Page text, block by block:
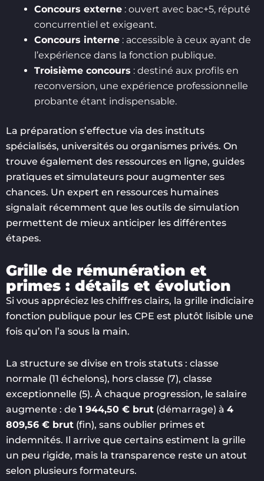
Concours externe : ouvert avec bac+5, réputé
concurrentiel et exigeant.
Concours interne : accessible à ceux ayant de
l’expérience dans la fonction publique.
Troisième concours : destiné aux profils en
reconversion, une expérience professionnelle
probante étant indispensable.
La préparation s’effectue via des instituts
spécialisés, universités ou organismes privés. On
trouve également des ressources en ligne, guides
pratiques et simulateurs pour augmenter ses
chances. Un expert en ressources humaines
signalait récemment que les outils de simulation
permettent de mieux anticiper les différentes
étapes.
Grille de rémunération et
primes : détails et évolution
Si vous appréciez les chiffres clairs, la grille indiciaire
fonction publique pour les CPE est plutôt lisible une
fois qu’on l’a sous la main.
La structure se divise en trois statuts : classe
normale (11 échelons), hors classe (7), classe
exceptionnelle (5). À chaque progression, le salaire
augmente : de 1 944,50 € brut (démarrage) à 4
809,56 € brut (fin), sans oublier primes et
indemnités. Il arrive que certains estiment la grille
un peu rigide, mais la transparence reste un atout
selon plusieurs formateurs.